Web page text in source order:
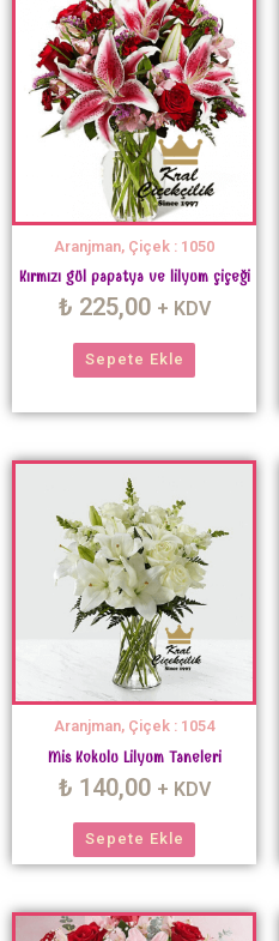
Aranjman, Çiçek : 1050
Kırmızı gül papatya ve lilyum çiçeği
₺ 225,00 + KDV
Sepete Ekle
Aranjman, Çiçek : 1054
Mis Kokulu Lilyum Taneleri
₺ 140,00 + KDV
Sepete Ekle